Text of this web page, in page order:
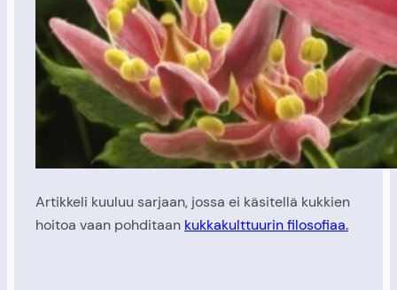
Artikkeli kuuluu sarjaan, jossa ei käsitellä kukkien
hoitoa vaan pohditaan kukkakulttuurin filosofiaa.